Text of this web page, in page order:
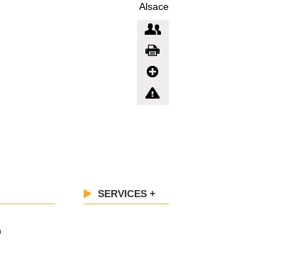
Alsace
SERVICES +